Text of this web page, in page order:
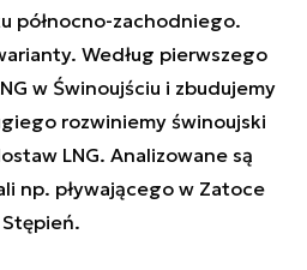
północno-zachodniego.
Według pierwszego
w Świnoujściu i zbudujemy
rozwiniemy świnoujski
LNG. Analizowane są
np. pływającego w Zatoce